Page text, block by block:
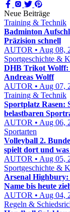
Neue Beiträge
Training & Technik
Badminton
Präzision schnell
AUTOR • Aug 08,
Sportgeschichte &
DHB Trikot Wolff:
Andreas Wolff
AUTOR • Aug 07,
Training & Technik
Sportplatz Rasen:
belastbaren
AUTOR • Aug 06,
Sportarten
Volleyball 2.
spielt dort und
AUTOR • Aug 05,
Sportgeschichte &
Arsenal Highbury:
Name bis heute
AUTOR • Aug 04,
Regeln &